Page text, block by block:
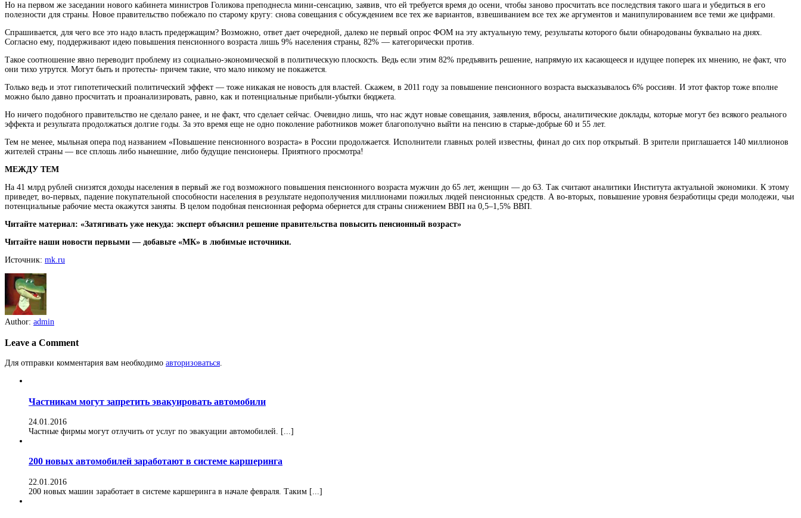
Но на первом же заседании нового кабинета министров Голикова преподнесла мини-сенсацию, заявив, что ей требуется время до осени, чтобы заново просчитать все последствия такого шага и убедиться в его
полезности для страны. Новое правительство побежало по старому кругу: снова совещания с обсуждением все тех же вариантов, взвешиванием все тех же аргументов и манипулированием все теми же цифрами.
Спрашивается, для чего все это надо власть предержащим? Возможно, ответ дает очередной, далеко не первый опрос ФОМ на эту актуальную тему, результаты которого были обнародованы буквально на днях.
Согласно ему, поддерживают идею повышения пенсионного возраста лишь 9% населения страны, 82% — категорически против.
Такое соотношение явно переводит проблему из социально-экономической в политическую плоскость. Ведь если этим 82% предъявить решение, напрямую их касающееся и идущее поперек их мнению, не факт, что
они тихо утрутся. Могут быть и протесты- причем такие, что мало никому не покажется.
Только ведь и этот гипотетический политический эффект — тоже никакая не новость для властей. Скажем, в 2011 году за повышение пенсионного возраста высказывалось 6% россиян. И этот фактор тоже вполне
можно было давно просчитать и проанализировать, равно, как и потенциальные прибыли-убытки бюджета.
Но ничего подобного правительство не сделало ранее, и не факт, что сделает сейчас. Очевидно лишь, что нас ждут новые совещания, заявления, вбросы, аналитические доклады, которые могут без всякого реального
эффекта и результата продолжаться долгие годы. За это время еще не одно поколение работников может благополучно выйти на пенсию в старые-добрые 60 и 55 лет.
Тем не менее, мыльная опера под названием «Повышение пенсионного возраста» в России продолжается. Исполнители главных ролей известны, финал до сих пор открытый. В зрители приглашается 140 миллионов
жителей страны — все сплошь либо нынешние, либо будущие пенсионеры. Приятного просмотра!
МЕЖДУ ТЕМ
На 41 млрд рублей снизятся доходы населения в первый же год возможного повышения пенсионного возраста мужчин до 65 лет, женщин — до 63. Так считают аналитики Института актуальной экономики. К этому
приведет, во-первых, падение покупательной способности населения в результате недополучения миллионами пожилых людей пенсионных средств. А во-вторых, повышение уровня безработицы среди молодежи, чьи
потенциальные рабочие места окажутся заняты. В целом подобная пенсионная реформа обернется для страны снижением ВВП на 0,5–1,5% ВВП.
Читайте материал: «Затягивать уже некуда: эксперт объяснил решение правительства повысить пенсионный возраст»
Читайте наши новости первыми — добавьте «МК» в любимые источники.
Источник: mk.ru
Author: admin
Leave a Comment
Для отправки комментария вам необходимо авторизоваться.
Частникам могут запретить эвакуировать автомобили
24.01.2016
Частные фирмы могут отлучить от услуг по эвакуации автомобилей. [...]
200 новых автомобилей заработают в системе каршеринга
22.01.2016
200 новых машин заработает в системе каршеринга в начале февраля. Таким [...]